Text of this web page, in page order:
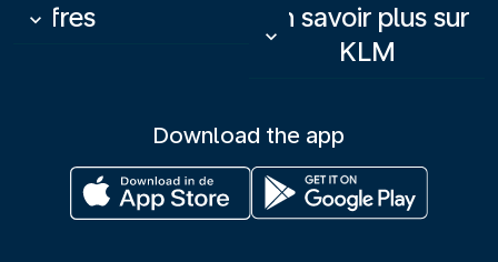
Offres
keyboard_arrow_down
En savoir plus sur
KLM
keyboard_arrow_down
Download the app